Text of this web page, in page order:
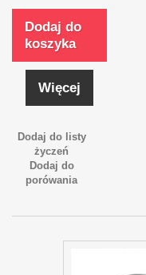
Dodaj do
koszyka
Więcej
Dodaj do listy
życzeń
Dodaj do
porówania